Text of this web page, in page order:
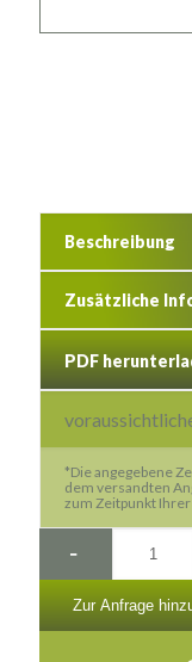
Beschreibung
Zusätzliche
PDF
*Die angegebene
dem versandten
zum Zeitpunkt
-
Zur Anfrage